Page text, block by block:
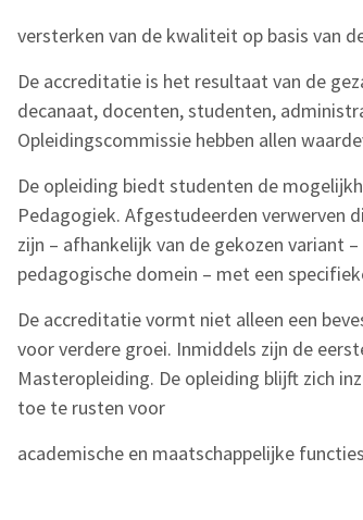
versterken van de kwaliteit op basis van
De accreditatie is het resultaat van de
decanaat, docenten, studenten,
Opleidingscommissie hebben allen
De opleiding biedt studenten de
Pedagogiek. Afgestudeerden verwerven
zijn – afhankelijk van de gekozen variant
pedagogische domein – met een
De accreditatie vormt niet alleen een
voor verdere groei. Inmiddels zijn de
Masteropleiding. De opleiding blijft zich
toe te rusten voor
academische en maatschappelijke